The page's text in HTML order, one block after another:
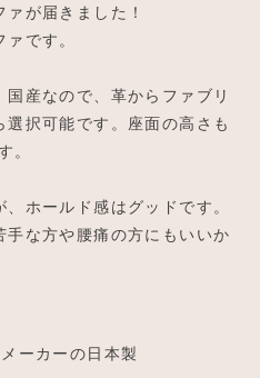
が届きました！
です。
産なので、革からファブリ
択可能です。座面の高さも
。
ホールド感はグッドです。
な方や腰痛の方にもいいか
ーカーの日本製